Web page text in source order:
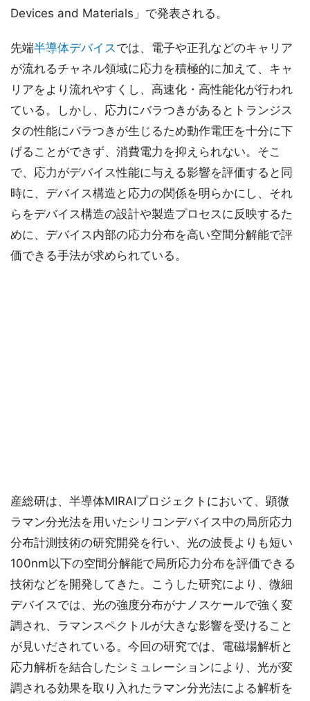
Devices and Materials」で発表される。
先端半導体デバイスでは、電子や正孔などのキャリア
が流れるチャネル領域に応力を積極的に加えて、キャ
リアをより流れやすくし、高速化・高性能化が行われ
ている。しかし、応力にバラつきがあるとトランジス
タの性能にバラつきが生じるため動作電圧を十分に下
げることができず、消費電力を抑えられない。そこ
で、応力がデバイス性能に与える影響を評価すると同
時に、デバイス構造と応力の関係を明らかにし、それ
らをデバイス構造の設計や製造プロセスに反映するた
めに、デバイス内部の応力分布を高い空間分解能で評
価できる手法が求められている。
産総研は、半導体MIRAIプロジェクトにおいて、顕微
ラマン分光法を用いたシリコンデバイス中の局所応力
分布計測技術の研究開発を行い、光の波長よりも短い
100nm以下の空間分解能で局所応力分布を評価できる
技術などを開発してきた。こうした研究により、微細
デバイスでは、光の強度分布がナノスケールで強く変
調され、ラマンスペクトルが大きな影響を受けること
が見いだされている。今回の研究では、電磁場解析と
応力解析を結合したシミュレーションにより、光が変
調される効果を取り入れたラマン分光法による解析を